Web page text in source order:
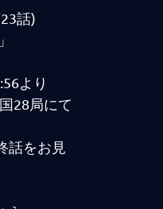
話)
より
28局にて
話をお見